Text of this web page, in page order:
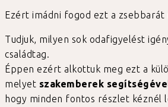
Ezért imádni fogod ezt a zsebbarát
Tudjuk, milyen sok odafigyelést
családtag.
Éppen ezért alkottuk meg ezt a
melyet szakemberek
hogy minden fontos részlet kéznél